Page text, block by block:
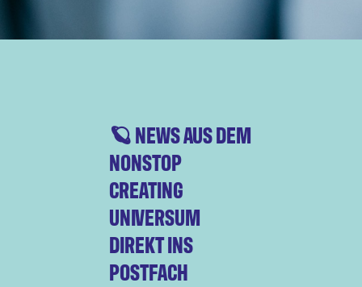
🪐 NEWS AUS DEM
NONSTOP
CREATING
UNIVERSUM
DIREKT INS
POSTFACH